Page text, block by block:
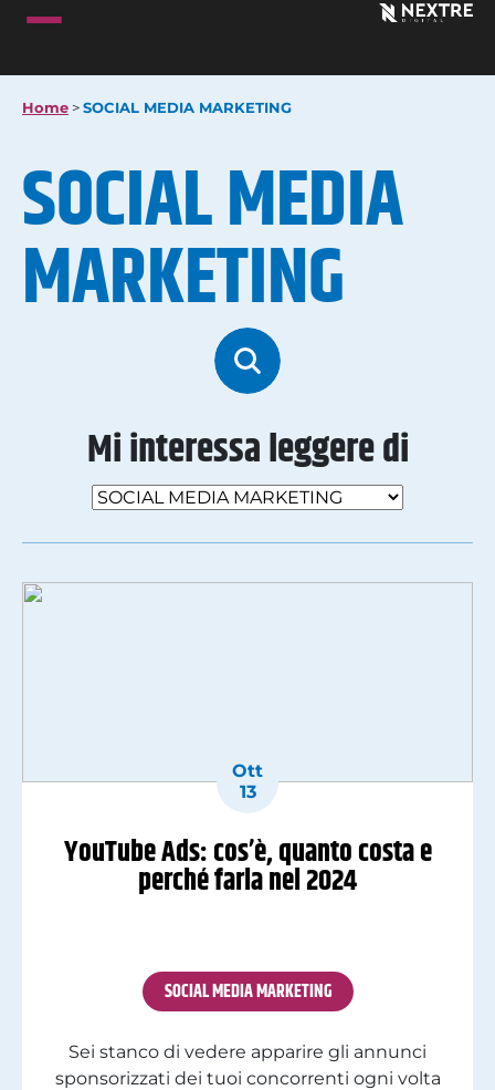
Home >SOCIAL MEDIA MARKETING
SOCIAL MEDIA
MARKETING
Mi interessa leggere di
Ott
13
YouTube Ads: cos’è, quanto costa e
perché farla nel 2024
SOCIAL MEDIA MARKETING
Sei stanco di vedere apparire gli annunci
sponsorizzati dei tuoi concorrenti ogni volta